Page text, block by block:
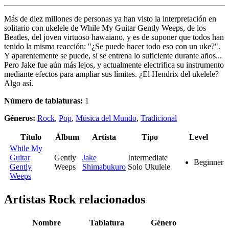
Más de diez millones de personas ya han visto la interpretación en
solitario con ukelele de While My Guitar Gently Weeps, de los
Beatles, del joven virtuoso hawaiano, y es de suponer que todos han
tenido la misma reacción: "¿Se puede hacer todo eso con un uke?".
Y aparentemente se puede, si se entrena lo suficiente durante años...
Pero Jake fue aún más lejos, y actualmente electrifica su instrumento
mediante efectos para ampliar sus límites. ¿El Hendrix del ukelele?
Algo así.
Número de tablaturas: 1
Géneros: Rock, Pop, Música del Mundo, Tradicional
Título Álbum Artista Tipo
Level
While My
Guitar
Gently
Weeps
Gently
Weeps
Jake
Shimabukuro
Intermediate
Solo Ukulele
Beginner
Artistas Rockrelacionados
Nombre Tablatura
Género